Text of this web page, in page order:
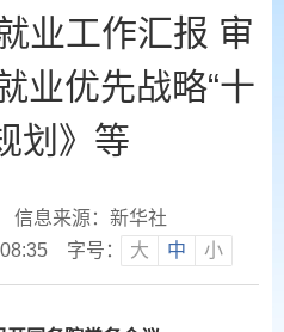
业工作汇报 审
业优先战略“十
划》等
信息来源：新华社
字号： 大 中 小